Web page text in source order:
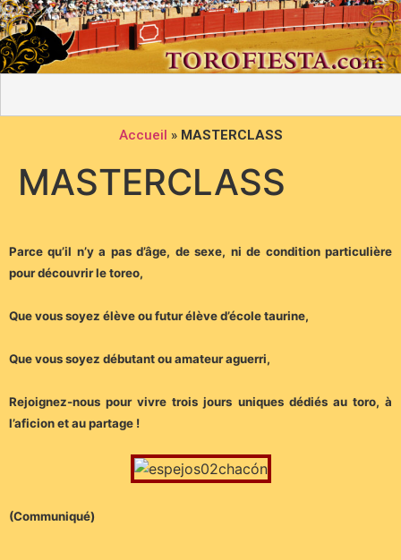
Accueil » MASTERCLASS
MASTERCLASS
Parce qu’il n’y a pas d’âge, de sexe, ni de condition particulière
pour découvrir le toreo,
Que vous soyez élève ou futur élève d’école taurine,
Que vous soyez débutant ou amateur aguerri,
Rejoignez-nous pour vivre trois jours uniques dédiés au toro, à
l’aficion et au partage !
(Communiqué)